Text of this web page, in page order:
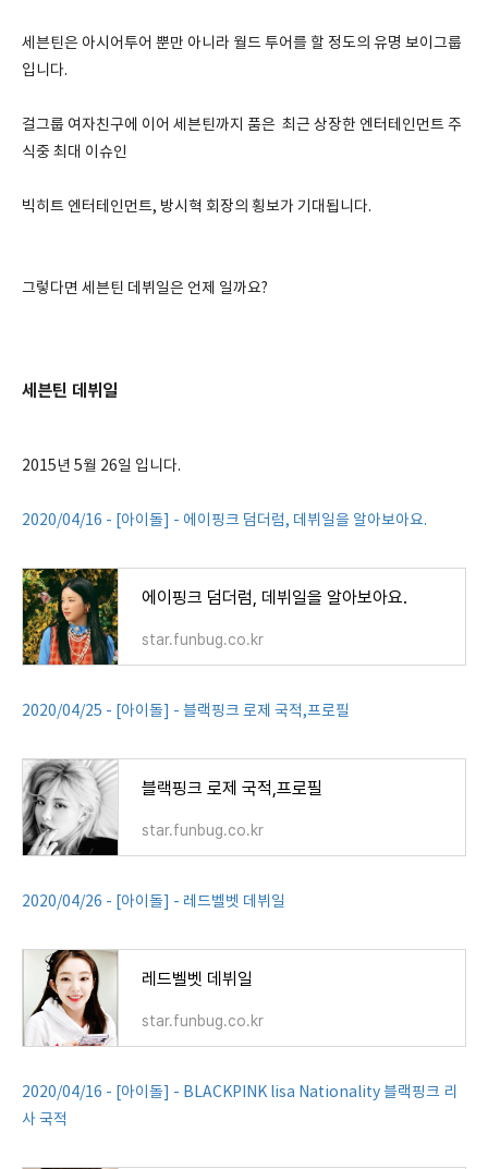
세븐틴은 아시어투어 뿐만 아니라 월드 투어를 할 정도의 유명 보이그룹
입니다.
걸그룹 여자친구에 이어 세븐틴까지 품은 최근 상장한 엔터테인먼트 주
식중 최대 이슈인
빅히트 엔터테인먼트, 방시혁 회장의 횡보가 기대됩니다.
그렇다면 세븐틴 데뷔일은 언제 일까요?
세븐틴 데뷔일
2015년 5월 26일 입니다.
2020/04/16 - [아이돌] - 에이핑크 덤더럼, 데뷔일을 알아보아요.
에이핑크 덤더럼, 데뷔일을 알아보아요.
star.funbug.co.kr
2020/04/25 - [아이돌] - 블랙핑크 로제 국적,프로필
블랙핑크 로제 국적,프로필
star.funbug.co.kr
2020/04/26 - [아이돌] - 레드벨벳 데뷔일
레드벨벳 데뷔일
star.funbug.co.kr
2020/04/16 - [아이돌] - BLACKPINK lisa Nationality 블랙핑크 리
사 국적